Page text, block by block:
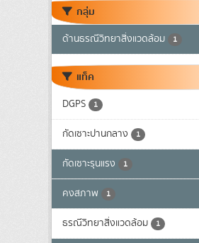
กลุ่ม
ด้านธรณีวิทยาสิ่งแวดล้อม 1
แท็ค
DGPS 1
กัดเซาะปานกลาง 1
กัดเซาะรุนแรง 1
คงสภาพ 1
ธรณีวิทยาสิ่งแวดล้อม 1